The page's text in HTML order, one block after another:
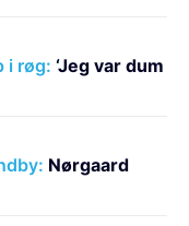
i røg: ‘Jeg var dum
Nørgaard